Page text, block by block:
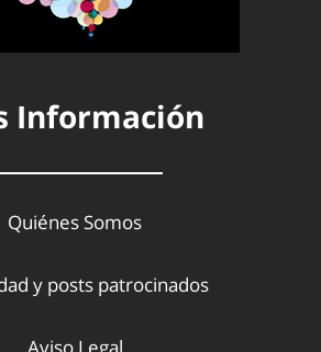
Información
Quiénes Somos
y posts patrocinados